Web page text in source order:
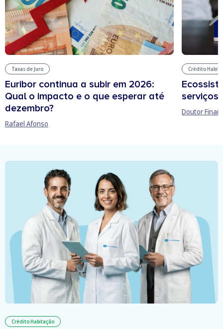
Taxas de Juro
Euribor continua a subir em 2026:
Qual o impacto e o que esperar até
dezembro?
Rafael Afonso
Crédito
serviços
Doutor
Crédito Habitação